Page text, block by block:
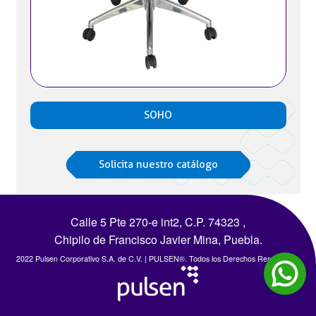
SOHO
Solicita nuestro catálogo
Calle 5 Pte 270-e int2, C.P. 74323 ,
Chipilo de Francisco Javier Mina, Puebla.
2022 Pulsen Corporativo S.A. de C.V. | PULSEN®. Todos los Derechos Reservados.